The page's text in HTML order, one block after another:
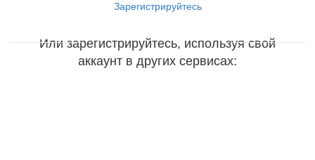
Зарегистрируйтесь
Или зарегистрируйтесь, используя свой
аккаунт в других сервисах: